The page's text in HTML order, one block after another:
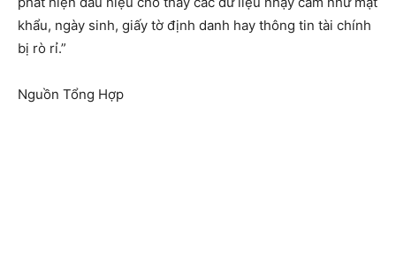
khẩu, ngày sinh, giấy tờ định danh hay thông tin tài chính
bị rò rỉ.”
Nguồn Tổng Hợp